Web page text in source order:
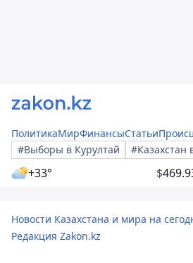
ПолитикаМирФинансыСтатьи
#Выборы в Курултай
#Казахстан
+33° $
Новости Казахстана и мира на
Редакция Zakon.kz